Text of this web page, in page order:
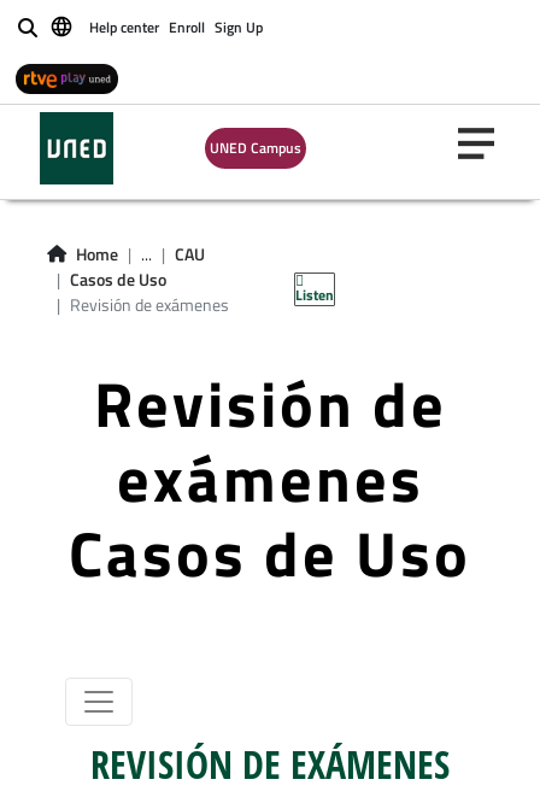
BuscarHelp center Enroll Sign Up
UNED Campus
Home ...
CAU
Casos de Uso
Revisión de exámenes
Listen
Revisión de
exámenes
Casos de Uso
REVISIÓN DE EXÁMENES